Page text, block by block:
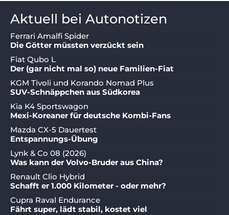
Aktuell bei Autonotizen
Ferrari Amalfi Spider
Die Götter müssten verzückt sein
Fiat Qubo L
Der (gar nicht mal so) neue Familien-Fiat
KGM Tivoli und Korando Nomad Plus
SUV-Schnäppchen aus Südkorea
Kia K4 Sportswagon
Mexi-Koreaner für deutsche Kombi-Fans
Mazda CX-5 Dauertest
Entspannungs-Übung
Lynk & Co 08 (2026)
Was kann der Volvo-Bruder aus China?
Renault Clio Hybrid
Schafft er 1.000 Kilometer - oder mehr?
Cupra Raval Endurance
Fährt super, lädt stabil, kostet viel